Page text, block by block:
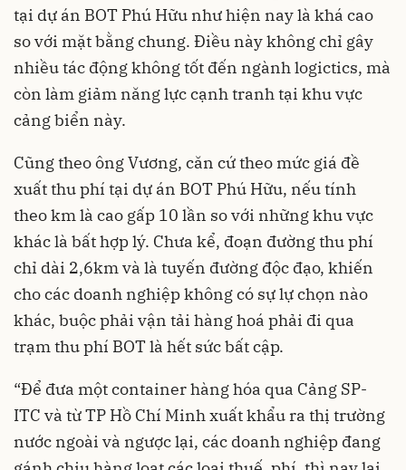
tại dự án BOT Phú Hữu như hiện nay là khá cao
so với mặt bằng chung. Điều này không chỉ gây
nhiều tác động không tốt đến ngành logictics, mà
còn làm giảm năng lực cạnh tranh tại khu vực
cảng biển này.
Cũng theo ông Vương, căn cứ theo mức giá đề
xuất thu phí tại dự án BOT Phú Hữu, nếu tính
theo km là cao gấp 10 lần so với những khu vực
khác là bất hợp lý. Chưa kể, đoạn đường thu phí
chỉ dài 2,6km và là tuyến đường độc đạo, khiến
cho các doanh nghiệp không có sự lự chọn nào
khác, buộc phải vận tải hàng hoá phải đi qua
trạm thu phí BOT là hết sức bất cập.
“Để đưa một container hàng hóa qua Cảng SP-
ITC và từ TP Hồ Chí Minh xuất khẩu ra thị trường
nước ngoài và ngược lại, các doanh nghiệp đang